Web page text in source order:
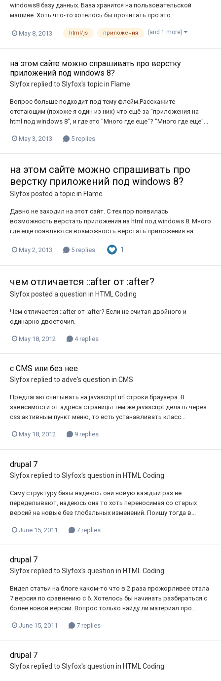
windows8 базу данных. База хранится на пользовательской
машине. Хоть что-то хотелось бы прочитать про это.
May 8, 2013 html/js приложения (and 1 more)
на этом сайте можно спрашивать про верстку
приложений под windows 8?
Slyfoxreplied to Slyfox's topic in Flame
Вопрос больше подходит под тему флейм.Расскажите
отстающим (похоже я один из них) что ещё за "приложения на
html под windows 8", и где это "Много где еще"? "Много где еще"...
May 3, 2013 5 replies
на этом сайте можно спрашивать про
верстку приложений под windows 8?
Slyfoxposted a topic in Flame
Давно не заходил на этот сайт. С тех пор появилась
возможность верстать приложения на html под windows 8. Много
где еще появляются возможность верстать приложения на...
May 2, 2013 5 replies 1
чем отличается ::after от :after?
Slyfoxposted a question in HTML Coding
Чем отличается ::after от :after? Если не считая двойного и
одинарно двоеточия.
May 18, 2012 4 replies
с CMS или без нее
Slyfoxreplied to adve's question in CMS
Предлагаю считывать на javascript url строки браузера. В
зависимости от адреса страницы тем же javascript делать через
css активным пункт меню, то есть устанавливать класс...
May 18, 2012 9 replies
drupal 7
Slyfoxreplied to Slyfox's question in HTML Coding
Саму структуру базы надеюсь они новую каждый раз не
переделывают, надеюсь она то хоть переносимая со старых
версий на новые без глобальных изменений. Поишу тогда в...
June 15, 2011 7 replies
drupal 7
Slyfoxreplied to Slyfox's question in HTML Coding
Видел статьи на блоге каком-то что в 2 раза прожорливее стала
7 версия по сравнению с 6. Хотелось бы начинать разбираться с
более новой версии. Вопрос только найду ли материал про...
June 15, 2011 7 replies
drupal 7
Slyfoxreplied to Slyfox's question in HTML Coding